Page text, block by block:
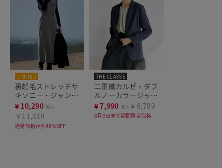
LIMITED
裏起毛ストレッチサ
キソニー・ジャンス
カ
¥ 10,290 税込
￥11,319
通常価格から48%OFF
THE CLASSE
二重織カルゼ・ダブ
ルノーカラージャケ
ット
¥7,990 税込 ￥8,789
8月9日まで期間限定価格